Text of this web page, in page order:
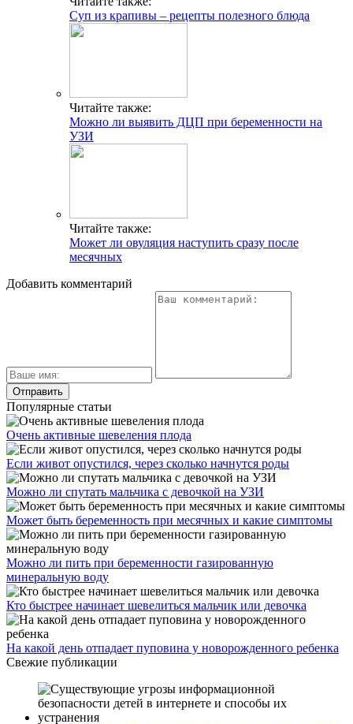
Суп из крапивы – рецепты полезного блюда
Читайте также:
Можно ли выявить ДЦП при беременности на
УЗИ
Читайте также:
Может ли овуляция наступить сразу после
месячных
Добавить комментарий
Популярные статьи
Очень активные шевеления плода
Если живот опустился, через сколько начнутся роды
Можно ли спутать мальчика с девочкой на УЗИ
Может быть беременность при месячных и какие симптомы
Можно ли пить при беременности газированную
минеральную воду
Кто быстрее начинает шевелиться мальчик или девочка
На какой день отпадает пуповина у новорожденного ребенка
Свежие публикации